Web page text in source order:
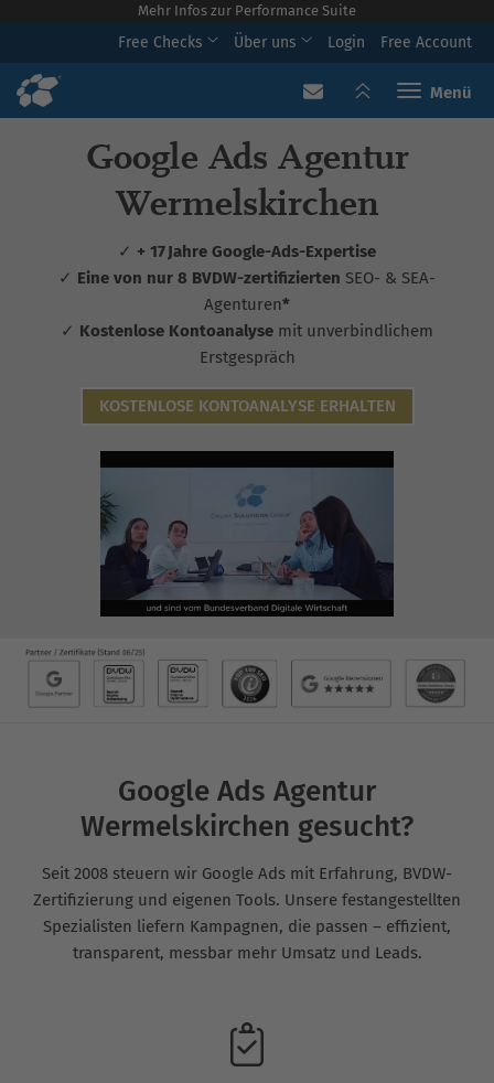
Mehr Infos zur Performance Suite
Free Checks Über uns Login Free Account
Toggle
Google Ads Agentur
Wermelskirchen
✓ + 17 Jahre Google-Ads-Expertise
✓ Eine von nur 8 BVDW-zertifizierten SEO- & SEA-
Agenturen*
✓ Kostenlose Kontoanalyse mit unverbindlichem
Erstgespräch
KOSTENLOSE KONTOANALYSE ERHALTEN
Google Ads Agentur
Wermelskirchen gesucht?
Seit 2008 steuern wir Google Ads mit Erfahrung, BVDW-
Zertifizierung und eigenen Tools. Unsere festangestellten
Spezialisten liefern Kampagnen, die passen – effizient,
transparent, messbar mehr Umsatz und Leads.